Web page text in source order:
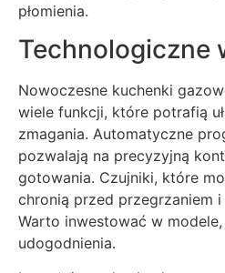
płomienia.
Technologiczne
Nowoczesne kuchenki
wiele funkcji, które potrafią
zmagania. Automatyczne
pozwalają na precyzyjną
gotowania. Czujniki, które
chronią przed przegrzaniem
Warto inwestować w
udogodnienia.